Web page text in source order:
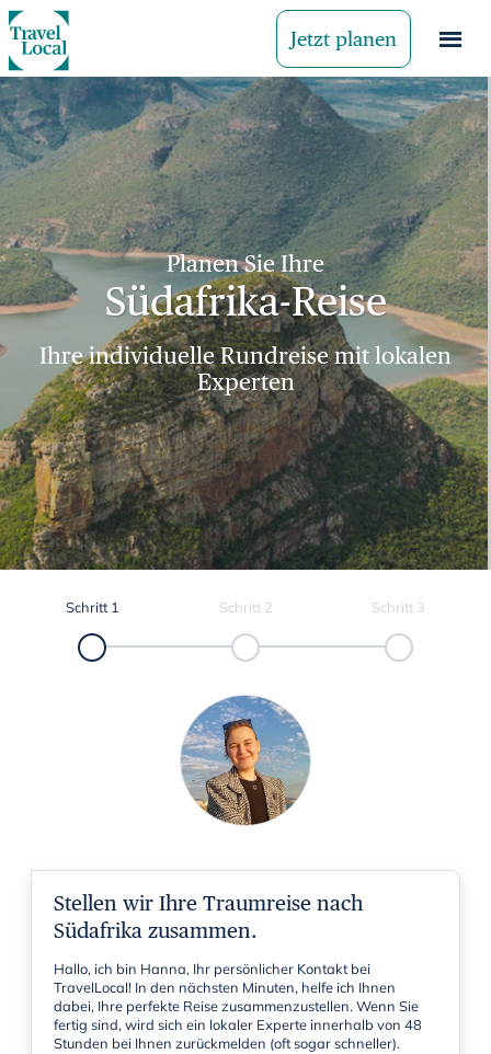
Jetzt planen
Planen Sie Ihre
Südafrika-Reise
Ihre individuelle Rundreise mit lokalen
Experten
Schritt 1 Schritt 2 Schritt 3
Stellen wir Ihre Traumreise nach
Südafrika zusammen.
Hallo, ich bin Hanna, Ihr persönlicher Kontakt bei
TravelLocal! In den nächsten Minuten, helfe ich Ihnen
dabei, Ihre perfekte Reise zusammenzustellen. Wenn Sie
fertig sind, wird sich ein lokaler Experte innerhalb von 48
Stunden bei Ihnen zurückmelden (oft sogar schneller).